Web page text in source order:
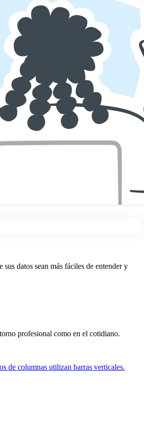
datos sean más fáciles de entender y
profesional como en el cotidiano.
de columnas utilizan barras verticales.